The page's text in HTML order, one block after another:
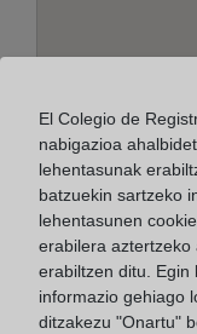
Helbidea:
C/ Virgen del
Horario:
El Colegio de
nabigazioa
lehentasunak
batzuekin sartzeko
lehentasunen
erabilera aztertzeko
erabiltzen ditu. Egin
informazio gehiago
ditzakezu "Onartu"